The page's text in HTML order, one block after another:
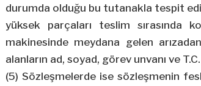
durumda olduğu bu tutanakla tespit
yüksek parçaları teslim
makinesinde meydana gelen
alanların ad, soyad, görev unvanı ve
(5) Sözleşmelerde ise sözleşmenin